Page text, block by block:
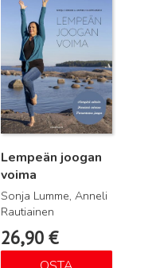
Lempeän joogan
voima
Sonja Lumme, Anneli
Rautiainen
26,90 €